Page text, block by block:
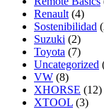
Renault (4)
Sostenibilidad
Suzuki (2)
Toyota (7)
Uncategorized
VW (8)
XHORSE (12)
XTOOL (3)